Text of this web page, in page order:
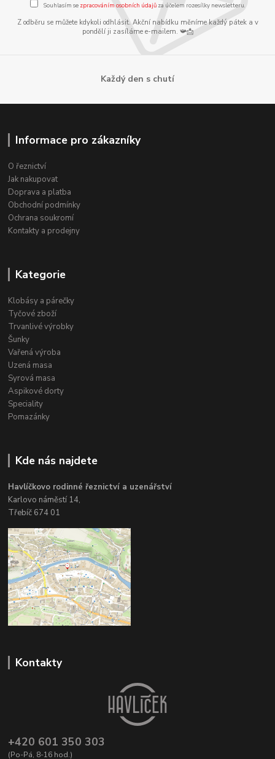
Souhlasím se zpracováním osobních údajůza účelem rozesílky newsletteru.
Z odběru se můžete kdykoli odhlásit. Akční nabídku měníme každý pátek a v
pondělí ji zasíláme e-mailem. 📯📩
Každý den s chutí
Informace pro zákazníky
O řeznictví
Jak nakupovat
Doprava a platba
Obchodní podmínky
Ochrana soukromí
Kontakty a prodejny
Kategorie
Klobásy a párečky
Tyčové zboží
Trvanlivé výrobky
Šunky
Vařená výroba
Uzená masa
Syrová masa
Aspikové dorty
Speciality
Pomazánky
Kde nás najdete
Havlíčkovo rodinné řeznictví a uzenářství
Karlovo náměstí 14,
Třebíč 674 01
Kontakty
+420 601 350 303
(Po-Pá, 8-16 hod.)